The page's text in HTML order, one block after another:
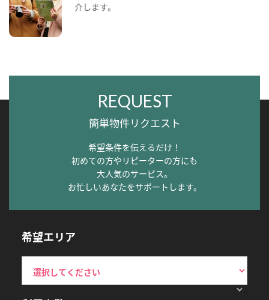
介します。
REQUEST
簡単物件リクエスト
希望条件を伝えるだけ！
初めての方やリピーターの方にも
大人気のサービス。
お忙しいあなたをサポートします。
希望エリア